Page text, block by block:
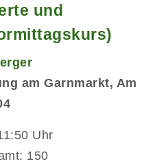
und
am Garnmarkt, Am
Uhr
150